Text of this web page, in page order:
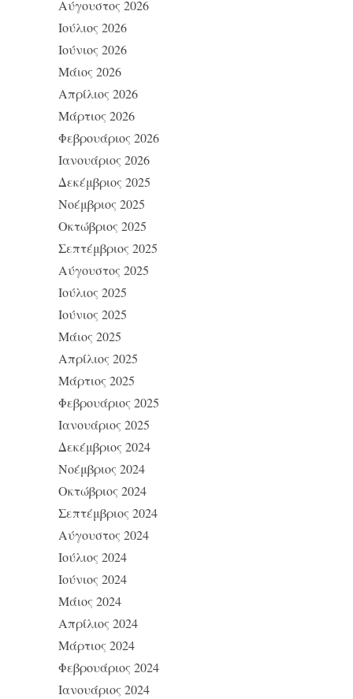
Αύγουστος 2026
Ιούλιος 2026
Ιούνιος 2026
Μάιος 2026
Απρίλιος 2026
Μάρτιος 2026
Φεβρουάριος 2026
Ιανουάριος 2026
Δεκέμβριος 2025
Νοέμβριος 2025
Οκτώβριος 2025
Σεπτέμβριος 2025
Αύγουστος 2025
Ιούλιος 2025
Ιούνιος 2025
Μάιος 2025
Απρίλιος 2025
Μάρτιος 2025
Φεβρουάριος 2025
Ιανουάριος 2025
Δεκέμβριος 2024
Νοέμβριος 2024
Οκτώβριος 2024
Σεπτέμβριος 2024
Αύγουστος 2024
Ιούλιος 2024
Ιούνιος 2024
Μάιος 2024
Απρίλιος 2024
Μάρτιος 2024
Φεβρουάριος 2024
Ιανουάριος 2024